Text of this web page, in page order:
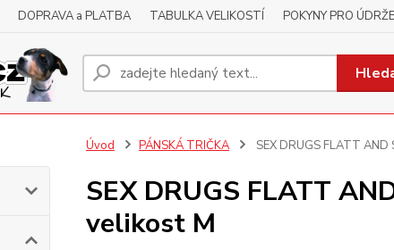
DOPRAVA a PLATBA TABULKA VELIKOSTÍ POKYNY PRO
Úvod PÁNSKÁ TRIČKA SEX DRUGS FLATT
SEX DRUGS FLATT
velikost M